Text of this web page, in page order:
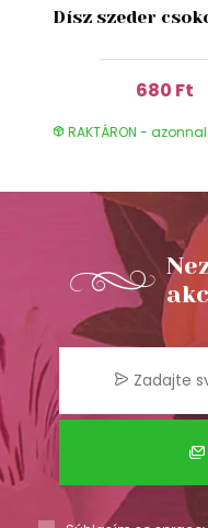
Dísz szeder
680 Ft
RAKTÁRON -